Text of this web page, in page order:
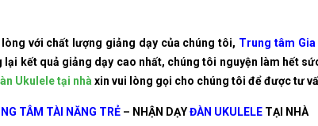
với chất lượng giảng dạy của chúng tôi, Trung tâm
lại kết quả giảng dạy cao nhất, chúng tôi nguyện làm hết
Ukulele tại nhà xin vui lòng gọi cho chúng tôi để được tư
TÂM TÀI NĂNG TRẺ– NHẬN DẠYĐÀN UKULELETẠI NHÀ